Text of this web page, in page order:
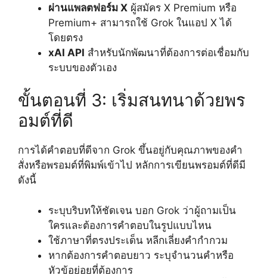
ผ่านแพลตฟอร์ม X ผู้สมัคร X Premium หรือ
Premium+ สามารถใช้ Grok ในแอป X ได้
โดยตรง
xAI API สำหรับนักพัฒนาที่ต้องการต่อเชื่อมกับ
ระบบของตัวเอง
ขั้นตอนที่ 3: เริ่มสนทนาด้วยพร
อมต์ที่ดี
การได้คำตอบที่ดีจาก Grok ขึ้นอยู่กับคุณภาพของคำ
สั่งหรือพรอมต์ที่พิมพ์เข้าไป หลักการเขียนพรอมต์ที่ดีมี
ดังนี้
ระบุบริบทให้ชัดเจน บอก Grok ว่าผู้ถามเป็น
ใครและต้องการคำตอบในรูปแบบไหน
ใช้ภาษาที่ตรงประเด็น หลีกเลี่ยงคำกำกวม
หากต้องการคำตอบยาว ระบุจำนวนคำหรือ
หัวข้อย่อยที่ต้องการ